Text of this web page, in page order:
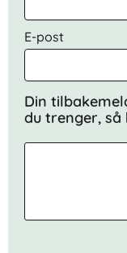
E-post
Din
du trenger, så